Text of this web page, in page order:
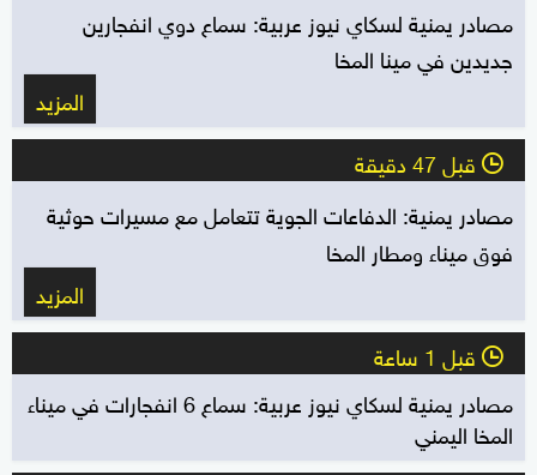
مصادر يمنية لسكاي نيوز عربية: سماع دوي انفجارين
جديدين في مينا المخا
المزيد
l قبل 47 دقيقة
مصادر يمنية: الدفاعات الجوية تتعامل مع مسيرات حوثية
فوق ميناء ومطار المخا
المزيد
l قبل 1 ساعة
مصادر يمنية لسكاي نيوز عربية: سماع 6 انفجارات في ميناء
المخا اليمني